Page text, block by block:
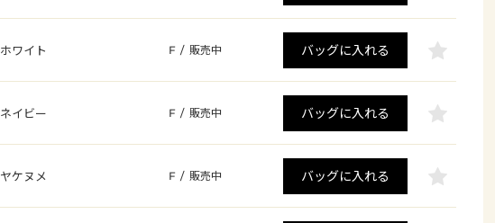
ホワイト F / 販売中 バッグに入れる
ネイビー F / 販売中 バッグに入れる
ヤケヌメ F / 販売中 バッグに入れる